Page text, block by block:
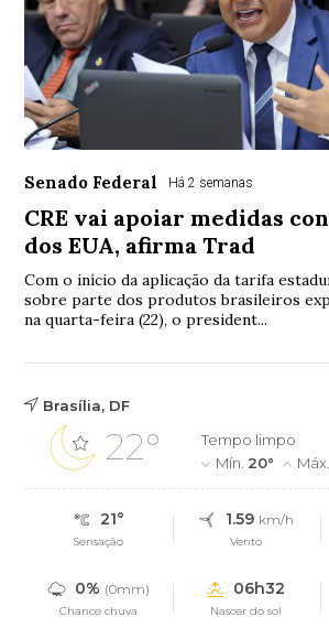
Senado Federal Há 2 semanas
CRE vai apoiar medidas
dos EUA, afirma Trad
Com o início da aplicação da tarifa
sobre parte dos produtos brasileiros
na quarta-feira (22), o president...
Brasília, DF
22°
Tempo limpo
Mín. 20°
21°
Sensação
1.59 km/h
Vento
0% (0mm)
Chance chuva
06h32
Nascer do sol